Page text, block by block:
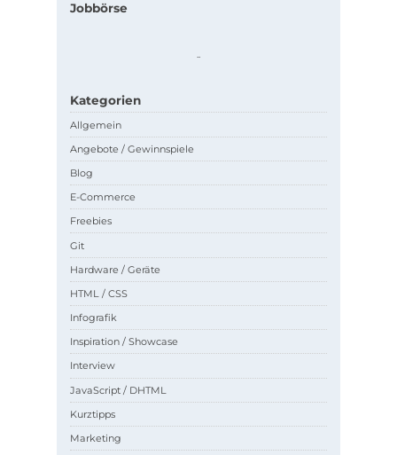
Jobbörse
..
Kategorien
Allgemein
Angebote / Gewinnspiele
Blog
E-Commerce
Freebies
Git
Hardware / Geräte
HTML / CSS
Infografik
Inspiration / Showcase
Interview
JavaScript / DHTML
Kurztipps
Marketing